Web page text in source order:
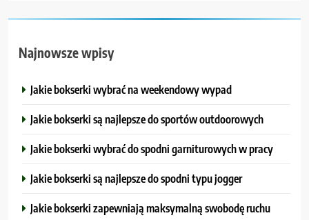
Najnowsze wpisy
Jakie bokserki wybrać na weekendowy wypad
Jakie bokserki są najlepsze do sportów outdoorowych
Jakie bokserki wybrać do spodni garniturowych w pracy
Jakie bokserki są najlepsze do spodni typu jogger
Jakie bokserki zapewniają maksymalną swobodę ruchu